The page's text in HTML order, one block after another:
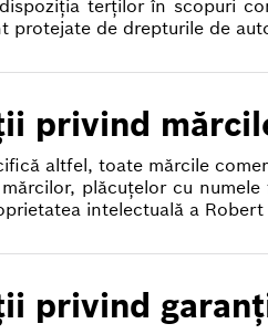
terţilor în scopuri
protejate de drepturile de
privind
altfel, toate mărcile
plăcuţelor cu
intelectuală a Robert
privind